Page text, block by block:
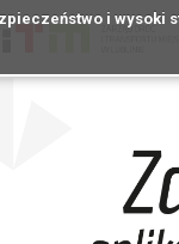
i wysoki